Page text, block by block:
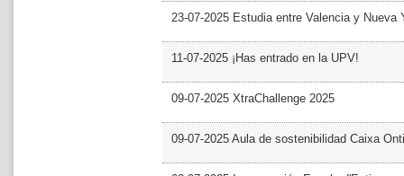
23-07-2025 Estudia entre Valencia y Nueva
11-07-2025 ¡Has entrado en la UPV!
09-07-2025 XtraChallenge 2025
09-07-2025 Aula de sostenibilidad Caixa